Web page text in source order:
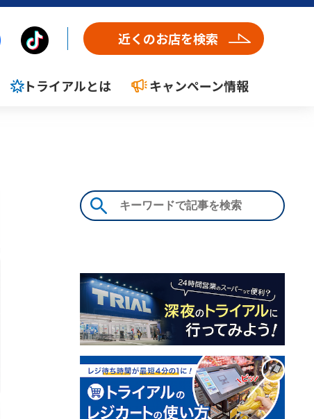
近くのお店を検索
トライアルとは キャンペーン情報